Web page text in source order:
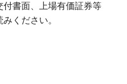
書面、上場有価証券等
ください。